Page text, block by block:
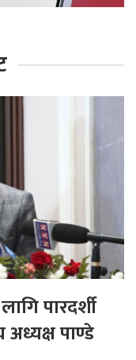
पारदर्शी
अध्यक्ष पाण्डे